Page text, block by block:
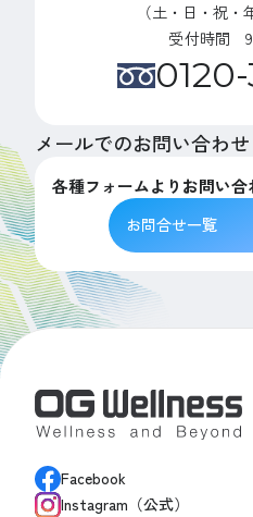
（土・日・祝・
受付時間
0120-
メールでのお問い合わせ
各種フォームよりお問い合
お問合せ一覧
Facebook
Instagram（公式）